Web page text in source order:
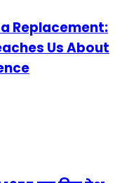
Replacement:
Us About